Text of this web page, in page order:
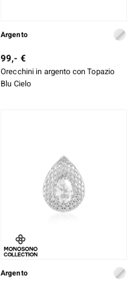
Argento
99,- €
Orecchini in argento con Topazio
Blu Cielo
Argento